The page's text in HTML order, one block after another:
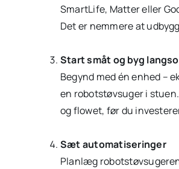
SmartLife, Matter eller
Det er nemmere at
Start småt og byg
Begynd med én enhed –
en robotstøvsuger i
og flowet, før du
Sæt automatiseringer
Planlæg